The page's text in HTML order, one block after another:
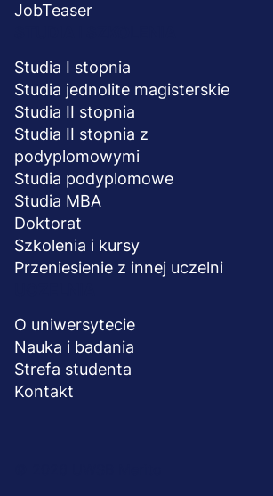
JobTeaser
Studia I stopnia
Studia jednolite magisterskie
Studia II stopnia
Studia II stopnia z
podyplomowymi
Studia podyplomowe
Studia MBA
Doktorat
Szkolenia i kursy
Przeniesienie z innej uczelni
O uniwersytecie
Nauka i badania
Strefa studenta
Kontakt